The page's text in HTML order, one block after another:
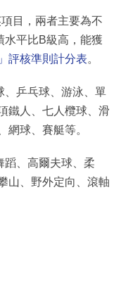
目，兩者主要為不
水平比B級高，能獲
評核準則計分表。
、乒乓球、游泳、單
鐵人、七人欖球、滑
網球、賽艇等。
蹈、高爾夫球、柔
山、野外定向、滾軸